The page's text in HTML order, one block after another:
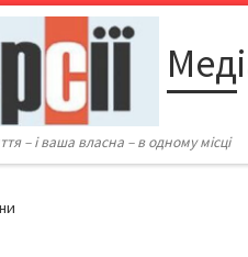
– і ваша власна – в одному місці